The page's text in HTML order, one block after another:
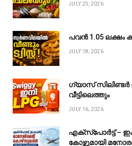
JULY 25, 2026
പവൻ ₹1.05 ലക്ഷം
JULY 18, 2026
ഗ്യാസ് സിലിണ്ടർ
വീട്ടിലെത്തും
JULY 16, 2026
എക്സ്പോർട്ട് –
കോഴ്സുമായി